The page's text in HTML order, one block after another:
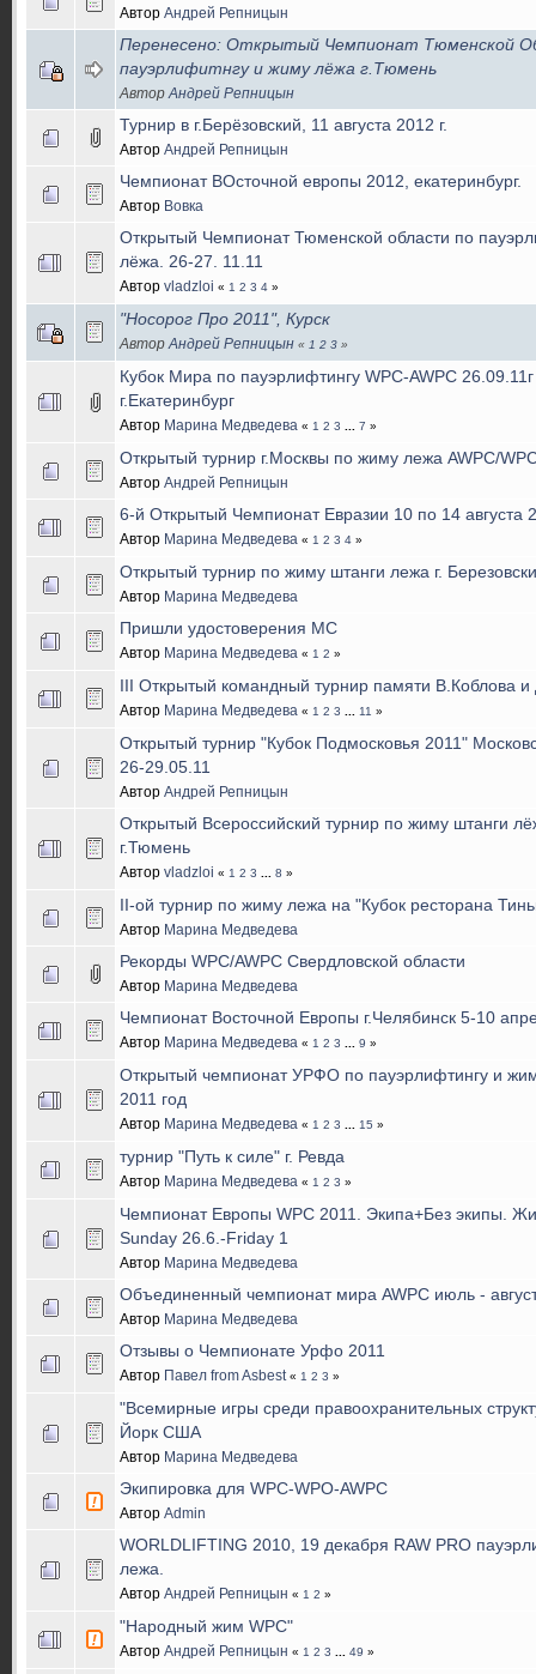
Автор Андрей Репницын
Перенесено: Открытый Чемпионат Тюменской
пауэрлифитнгу и жиму лёжа г.Тюмень
Автор Андрей Репницын
Турнир в г.Берёзовский, 11 августа 2012 г.
Автор Андрей Репницын
Чемпионат ВОсточной европы 2012, екатеринбург.
Автор Вовка
Открытый Чемпионат Тюменской области по
лёжа. 26-27. 11.11
Автор vladzloi « 1 2 3 4»
"Носорог Про 2011", Курск
Автор Андрей Репницын « 1 2 3»
Кубок Мира по пауэрлифтингу WPC-AWPC
г.Екатеринбург
Автор Марина Медведева « 1 2 3 ... 7 »
Открытый турнир г.Москвы по жиму лежа AWPC/
Автор Андрей Репницын
6-й Открытый Чемпионат Евразии 10 по 14 августа
Автор Марина Медведева « 1 2 3 4»
Открытый турнир по жиму штанги лежа г.
Автор Марина Медведева
Пришли удостоверения МС
Автор Марина Медведева « 1 2 »
III Открытый командный турнир памяти В.Коблова
Автор Марина Медведева « 1 2 3 ... 11 »
Открытый турнир "Кубок Подмосковья 2011"
26-29.05.11
Автор Андрей Репницын
Открытый Всероссийский турнир по жиму штанги
г.Тюмень
Автор vladzloi « 1 2 3 ... 8 »
II-ой турнир по жиму лежа на "Кубок ресторана
Автор Марина Медведева
Рекорды WPC/AWPC Свердловской области
Автор Марина Медведева
Чемпионат Восточной Европы г.Челябинск 5-10
Автор Марина Медведева « 1 2 3 ... 9 »
Открытый чемпионат УРФО по пауэрлифтингу и
2011 год
Автор Марина Медведева « 1 2 3 ... 15 »
турнир "Путь к силе" г. Ревда
Автор Марина Медведева « 1 2 3 »
Чемпионат Европы WPC 2011. Экипа+Без экипы.
Sunday 26.6.-Friday 1
Автор Марина Медведева
Объединенный чемпионат мира AWPC июль -
Автор Марина Медведева
Отзывы о Чемпионате Урфо 2011
Автор Павел from Asbest « 1 2 3 »
"Всемирные игры среди правоохранительных
Йорк США
Автор Марина Медведева
Экипировка для WPC-WPO-AWPC
Автор Admin
WORLDLIFTING 2010, 19 декабря RAW PRO
лежа.
Автор Андрей Репницын « 1 2 »
"Народный жим WPC"
Автор Андрей Репницын « 1 2 3 ... 49 »